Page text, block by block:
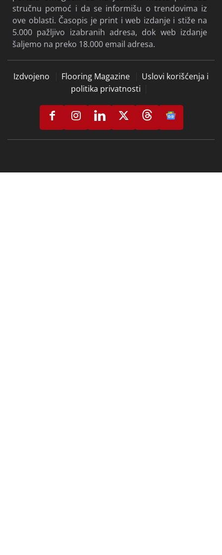
stručnu pomoć i da se informišu o trendovima iz
ove oblasti. Časopis je print i web izdanje i stiže na
5.000 pažljivo izabranih adresa, dok web izdanje
šaljemo na preko 18.000 email adresa.
Izdvojeno Flooring Magazine
Uslovi korišćenja i
politika privatnosti